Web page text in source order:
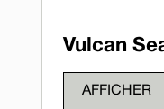
Vulcan
AFFICHER